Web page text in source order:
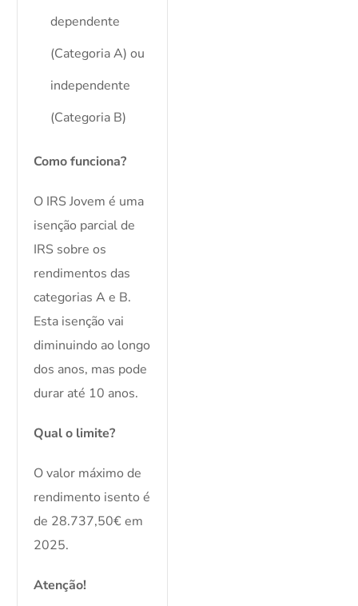
dependente
(Categoria A) ou
independente
(Categoria B)
Como funciona?
O IRS Jovem é uma
isenção parcial de
IRS sobre os
rendimentos das
categorias A e B.
Esta isenção vai
diminuindo ao longo
dos anos, mas pode
durar até 10 anos.
Qual o limite?
O valor máximo de
rendimento isento é
de 28.737,50€ em
2025.
Atenção!